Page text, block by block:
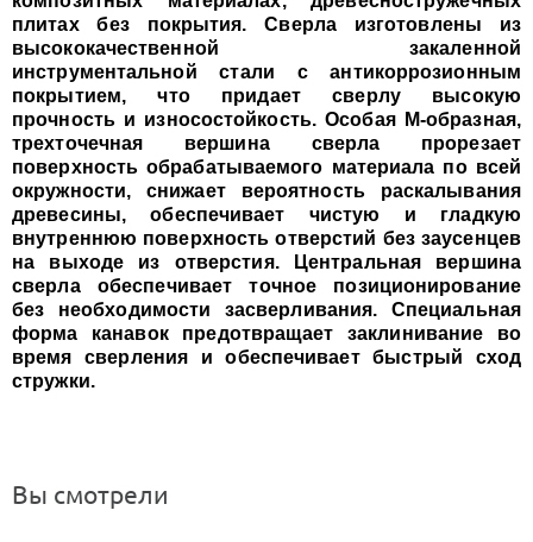
плитах без покрытия. Сверла изготовлены из
высококачественной закаленной
инструментальной стали с антикоррозионным
покрытием, что придает сверлу высокую
прочность и износостойкость. Особая М-образная,
трехточечная вершина сверла прорезает
поверхность обрабатываемого материала по всей
окружности, снижает вероятность раскалывания
древесины, обеспечивает чистую и гладкую
внутреннюю поверхность отверстий без заусенцев
на выходе из отверстия. Центральная вершина
сверла обеспечивает точное позиционирование
без необходимости засверливания. Специальная
форма канавок предотвращает заклинивание во
время сверления и обеспечивает быстрый сход
стружки.
Вы смотрели